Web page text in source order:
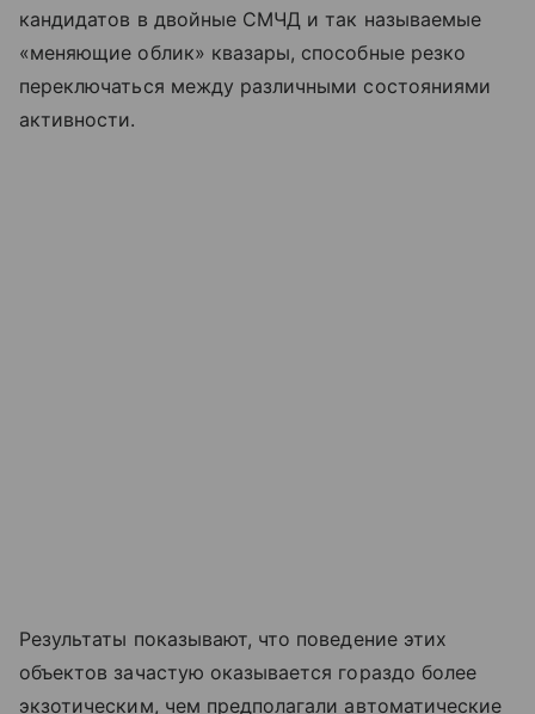
кандидатов в двойные СМЧД и так называемые
«меняющие облик» квазары, способные резко
переключаться между различными состояниями
активности.
Результаты показывают, что поведение этих
объектов зачастую оказывается гораздо более
экзотическим, чем предполагали автоматические